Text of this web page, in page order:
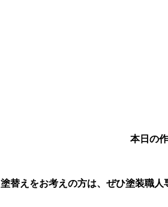
本日の
塗替えをお考えの方は、ぜひ塗装職